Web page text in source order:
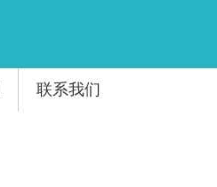
联系我们